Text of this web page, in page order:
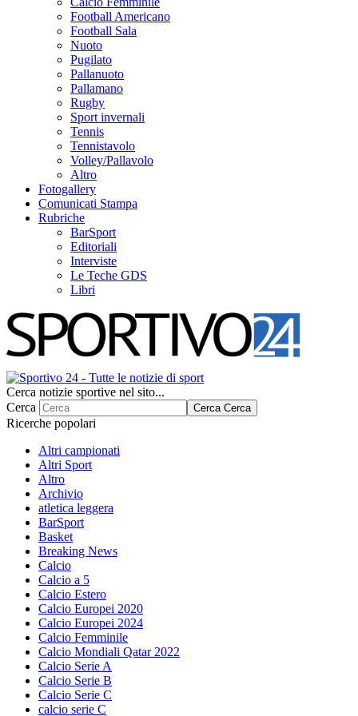
Football Americano
Football Sala
Nuoto
Pugilato
Pallanuoto
Pallamano
Rugby
Sport invernali
Tennis
Tennistavolo
Volley/Pallavolo
Altro
Fotogallery
Comunicati Stampa
Rubriche
BarSport
Editoriali
Interviste
Le Teche GDS
Libri
Cerca notizie sportive nel sito...
Cerca
Cerca Cerca
Ricerche popolari
Altri campionati
Altri Sport
Altro
Archivio
atletica leggera
BarSport
Basket
Breaking News
Calcio
Calcio a 5
Calcio Estero
Calcio Europei 2020
Calcio Europei 2024
Calcio Femminile
Calcio Mondiali Qatar 2022
Calcio Serie A
Calcio Serie B
Calcio Serie C
calcio serie C